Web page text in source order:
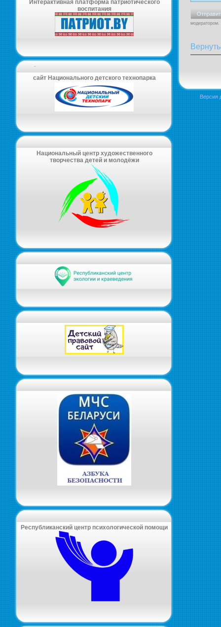
Интерактивная платформа патриотического
воспитания
-
сайт Национального детского технопарка
Национальный центр художественного
творчества детей и молодёжи
Республиканский центр психологической помощи
модератором.
Версия